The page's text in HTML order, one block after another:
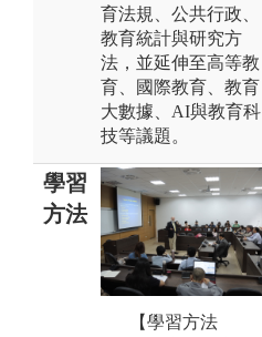
育法規、公共行政、
教育統計與研究方
法，並延伸至高等教
育、國際教育、教育
大數據、AI與教育科
技等議題。
學習
方法
【學習方法